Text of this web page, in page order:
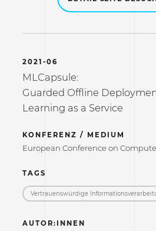
2021-06
MLCapsule:
Guarded Offline
Learning as a Service
KONFERENZ / MEDIUM
European Conference on
TAGS
Vertrauenswürdige
AUTOR:INNEN